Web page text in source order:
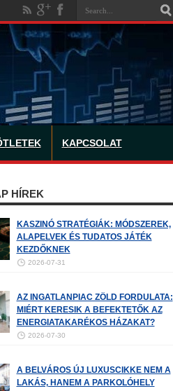
KAPCSOLAT
HÍREK
KASZINÓ STRATÉGIÁK: MÓDSZEREK,
ALAPELVEK ÉS TUDATOS JÁTÉK
KEZDŐKNEK
2026-07-31
AZ INGATLANPIAC ZÖLD FORDULATA:
MIÉRT KERESIK A BEFEKTETŐK AZ
ENERGIATAKARÉKOS HÁZAKAT?
2026-07-30
A BELVÁROS ÚJ LUXUSCIKKE NEM A
LAKÁS, HANEM A PARKOLÓHELY